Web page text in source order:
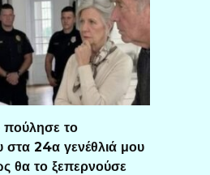
το
στα 24α γενέθλιά μου
θα το ξεπερνούσε